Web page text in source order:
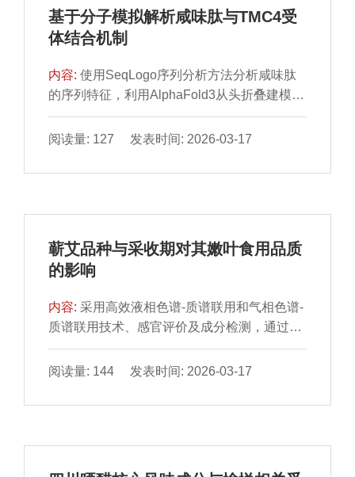
数字孪生技术来应对挑战。本综述旨在为功能
食品SSEEDS的智能化构建提供有价值的技术
思路与方法参考。
技术，如物理改性、化学改性、生物改性等在
食品等研究领域的发展现状。
基于分子模拟解析咸味肽与TMC4受
体结合机制
内容:使用SeqLogo序列分析方法分析咸味肽
的序列特征，利用AlphaFold3从头折叠建模方
法构建咸味受体跨膜通道样蛋白
4（transmembrane channel like 4，TMC4）
（frontier molecular orbital，FMO）计算技术
制。结果表明，在生理pH值条件下，咸味肽富
现亲水性氨基酸。分子对接分析发现，长链肽
（8～11 肽）与TMC4受体的亲和力显著强于
接分数呈负相关（P＜0.01）。咸味肽主要通
过氢键与TMC4受体结合，从而发挥咸味效
果。ALA401、PHE405、LYS412、
ARG437、VAL495、GLN524、GLN527和
学模拟进一步明确了咸味肽与TMC4的结合稳
阅读量: 127 发表时间: 2026-03-17
蕲艾品种与采收期对其嫩叶食用品质
的影响
内容:采用高效液相色谱-质谱联用和气相色谱-
质谱联用技术、感官评价及成分检测，通过比
较7 个蕲艾品种嫩叶在一年生长期的5 个时间
点采收时的感官特性、理化指标、营养成分、
蕲艾品种。结果发现蕲艾嫩叶中分别含有挥发
的蕲艾嫩叶具有低纤维高营养的特征，且叶片
阅读量: 144 发表时间: 2026-03-17